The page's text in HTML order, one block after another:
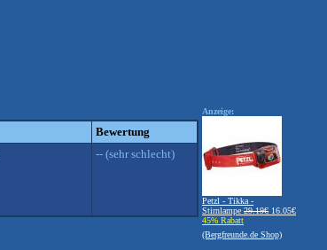
Bewertung
-- (sehr schlecht)
Anzeige:
Petzl - Tikka -
Stirnlampe 29.19€ 16.05€
45% Rabatt
(Bergfreunde.de Shop)